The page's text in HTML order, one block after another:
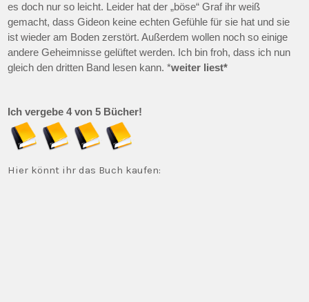
es doch nur so leicht. Leider hat der „böse“ Graf ihr weiß
gemacht, dass Gideon keine echten Gefühle für sie hat und sie
ist wieder am Boden zerstört. Außerdem wollen noch so einige
andere Geheimnisse gelüftet werden. Ich bin froh, dass ich nun
gleich den dritten Band lesen kann. *weiter liest*
Ich vergebe 4 von 5 Bücher!
Hier könnt ihr das Buch kaufen: